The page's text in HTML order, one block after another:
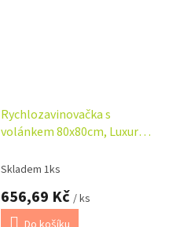
Rychlozavinovačka s
volánkem 80x80cm, Luxury,
Skladem 1ks
656,69 Kč / ks